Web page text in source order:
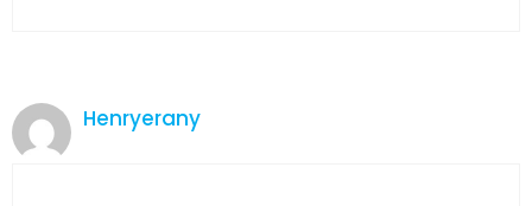
Henryerany